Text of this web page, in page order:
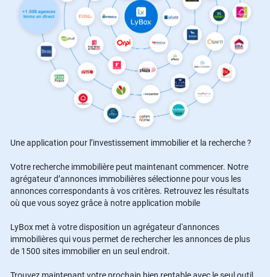
Une application pour l’investissement immobilier et la recherche ?
Votre recherche immobilière peut maintenant commencer. Notre
agrégateur d’annonces immobilières sélectionne pour vous les
annonces correspondants à vos critères. Retrouvez les résultats
où que vous soyez grâce à notre application mobile
LyBox met à votre disposition un agrégateur d'annonces
immobilières qui vous permet de rechercher les annonces de plus
de 1500 sites immobilier en un seul endroit.